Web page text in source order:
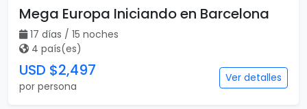
Mega Europa Iniciando en Barcelona
17 días / 15 noches
4 país(es)
USD $2,497
por persona
Ver detalles